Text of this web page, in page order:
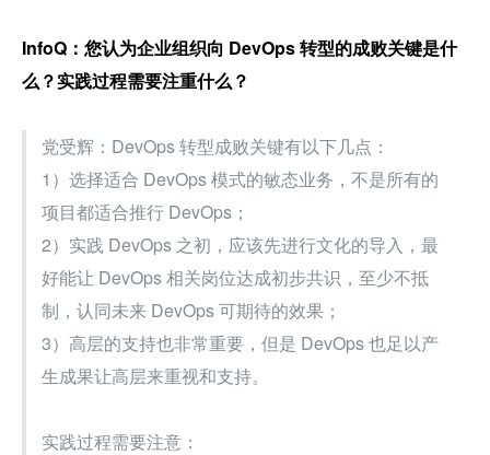
InfoQ：您认为企业组织向 DevOps 转型的成败关键是什
么？实践过程需要注重什么？
党受辉：DevOps 转型成败关键有以下几点：
1）选择适合 DevOps 模式的敏态业务，不是所有的
项目都适合推行 DevOps；
2）实践 DevOps 之初，应该先进行文化的导入，最
好能让 DevOps 相关岗位达成初步共识，至少不抵
制，认同未来 DevOps 可期待的效果；
3）高层的支持也非常重要，但是 DevOps 也足以产
生成果让高层来重视和支持。
实践过程需要注意：